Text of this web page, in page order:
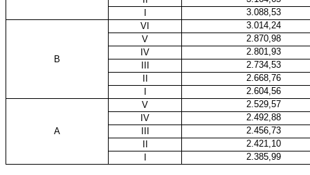
3.088,53
B
VI
3.014,24
V
2.870,98
IV
2.801,93
2.734,53
2.668,76
2.604,56
A
V
2.529,57
IV
2.492,88
2.456,73
2.421,10
2.385,99